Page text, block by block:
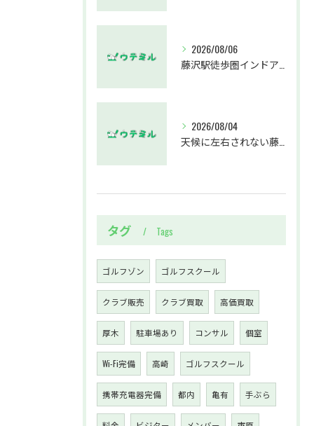
2026/08/06
2026/08/04
タグ Tags
ゴルフゾン ゴルフスクール
クラブ販売 クラブ買取 高価買取
厚木 駐車場あり コンサル 個室
Wi-Fi完備 高崎 ゴルフスクール
携帯充電器完備 都内 亀有 手ぶら